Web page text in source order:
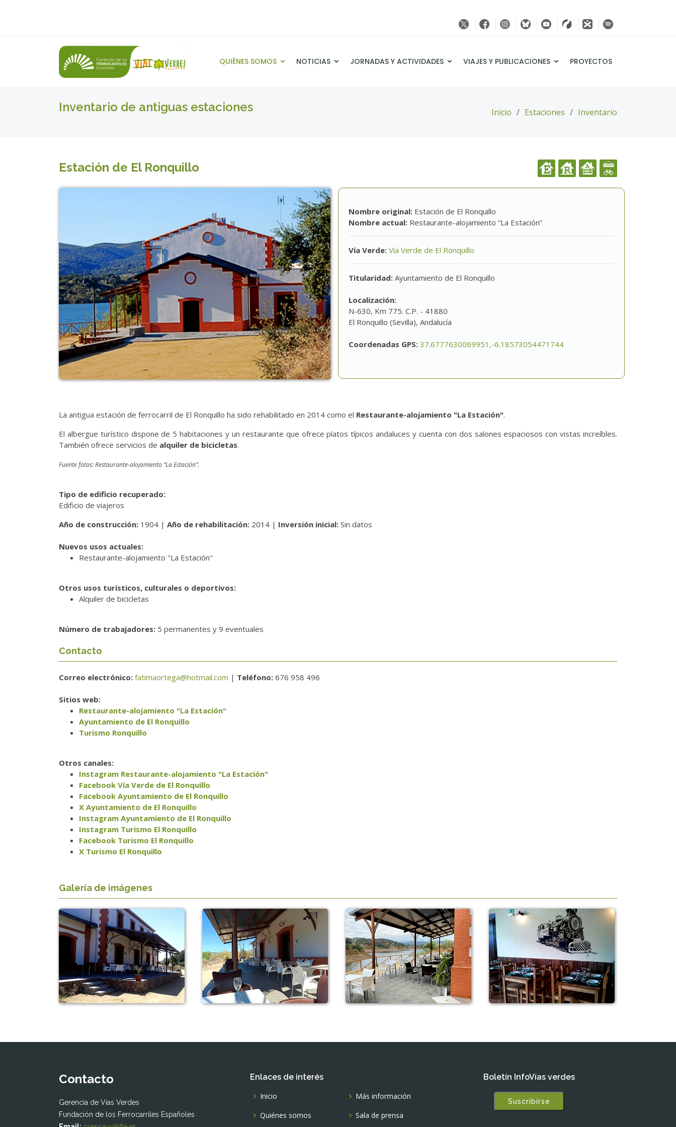
QUIÉNES SOMOS NOTICIAS JORNADAS Y ACTIVIDADES VIAJES Y PUBLICACIONES PROYECTOS
Inventario de antiguas estaciones Inicio Estaciones Inventario
Estación de El Ronquillo
Nombre original: Estación de El Ronquillo
Nombre actual: Restaurante-alojamiento “La Estación”
Vía Verde: Vía Verde de El Ronquillo
Titularidad: Ayuntamiento de El Ronquillo
Localización:
N-630, Km 775. C.P. - 41880
El Ronquillo (Sevilla), Andalucía
Coordenadas GPS: 37.6777630069951,-6.18573054471744
La antigua estación de ferrocarril de El Ronquillo ha sido rehabilitado en 2014 como el Restaurante-alojamiento "La Estación".
El albergue turístico dispone de 5 habitaciones y un restaurante que ofrece platos típicos andaluces y cuenta con dos salones espaciosos con vistas increíbles.
También ofrece servicios de alquiler de bicicletas.
Fuente fotos: Restaurante-alojamiento “La Estación”.
Tipo de edificio recuperado:
Edificio de viajeros
Año de construcción: 1904 | Año de rehabilitación: 2014 | Inversión inicial: Sin datos
Nuevos usos actuales:
Restaurante-alojamiento "La Estación"
Otros usos turísticos, culturales o deportivos:
Alquiler de bicicletas
Número de trabajadores: 5 permanentes y 9 eventuales
Contacto
Correo electrónico: fatimaortega@hotmail.com | Teléfono: 676 958 496
Sitios web:
Restaurante-alojamiento "La Estación"
Ayuntamiento de El Ronquillo
Turismo Ronquillo
Otros canales:
Instagram Restaurante-alojamiento "La Estación"
Facebook Vía Verde de El Ronquillo
Facebook Ayuntamiento de El Ronquillo
X Ayuntamiento de El Ronquillo
Instagram Ayuntamiento de El Ronquillo
Instagram Turismo El Ronquillo
Facebook Turismo El Ronquillo
X Turismo El Ronquillo
Galería de imágenes
Contacto
Gerencia de Vías Verdes
Fundación de los Ferrocarriles Españoles
Enlaces de interés
Inicio
Quiénes somos
Más información
Sala de prensa
Boletín InfoVías verdes
Suscribirse